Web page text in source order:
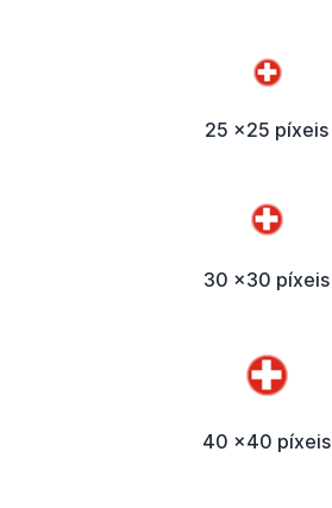
25 x25 píxeis
30 x30 píxeis
40 x40 píxeis